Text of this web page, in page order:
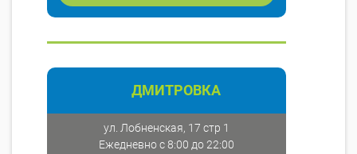
ДМИТРОВКА
ул. Лобненская, 17 стр 1
Ежедневно с 8:00 до 22:00